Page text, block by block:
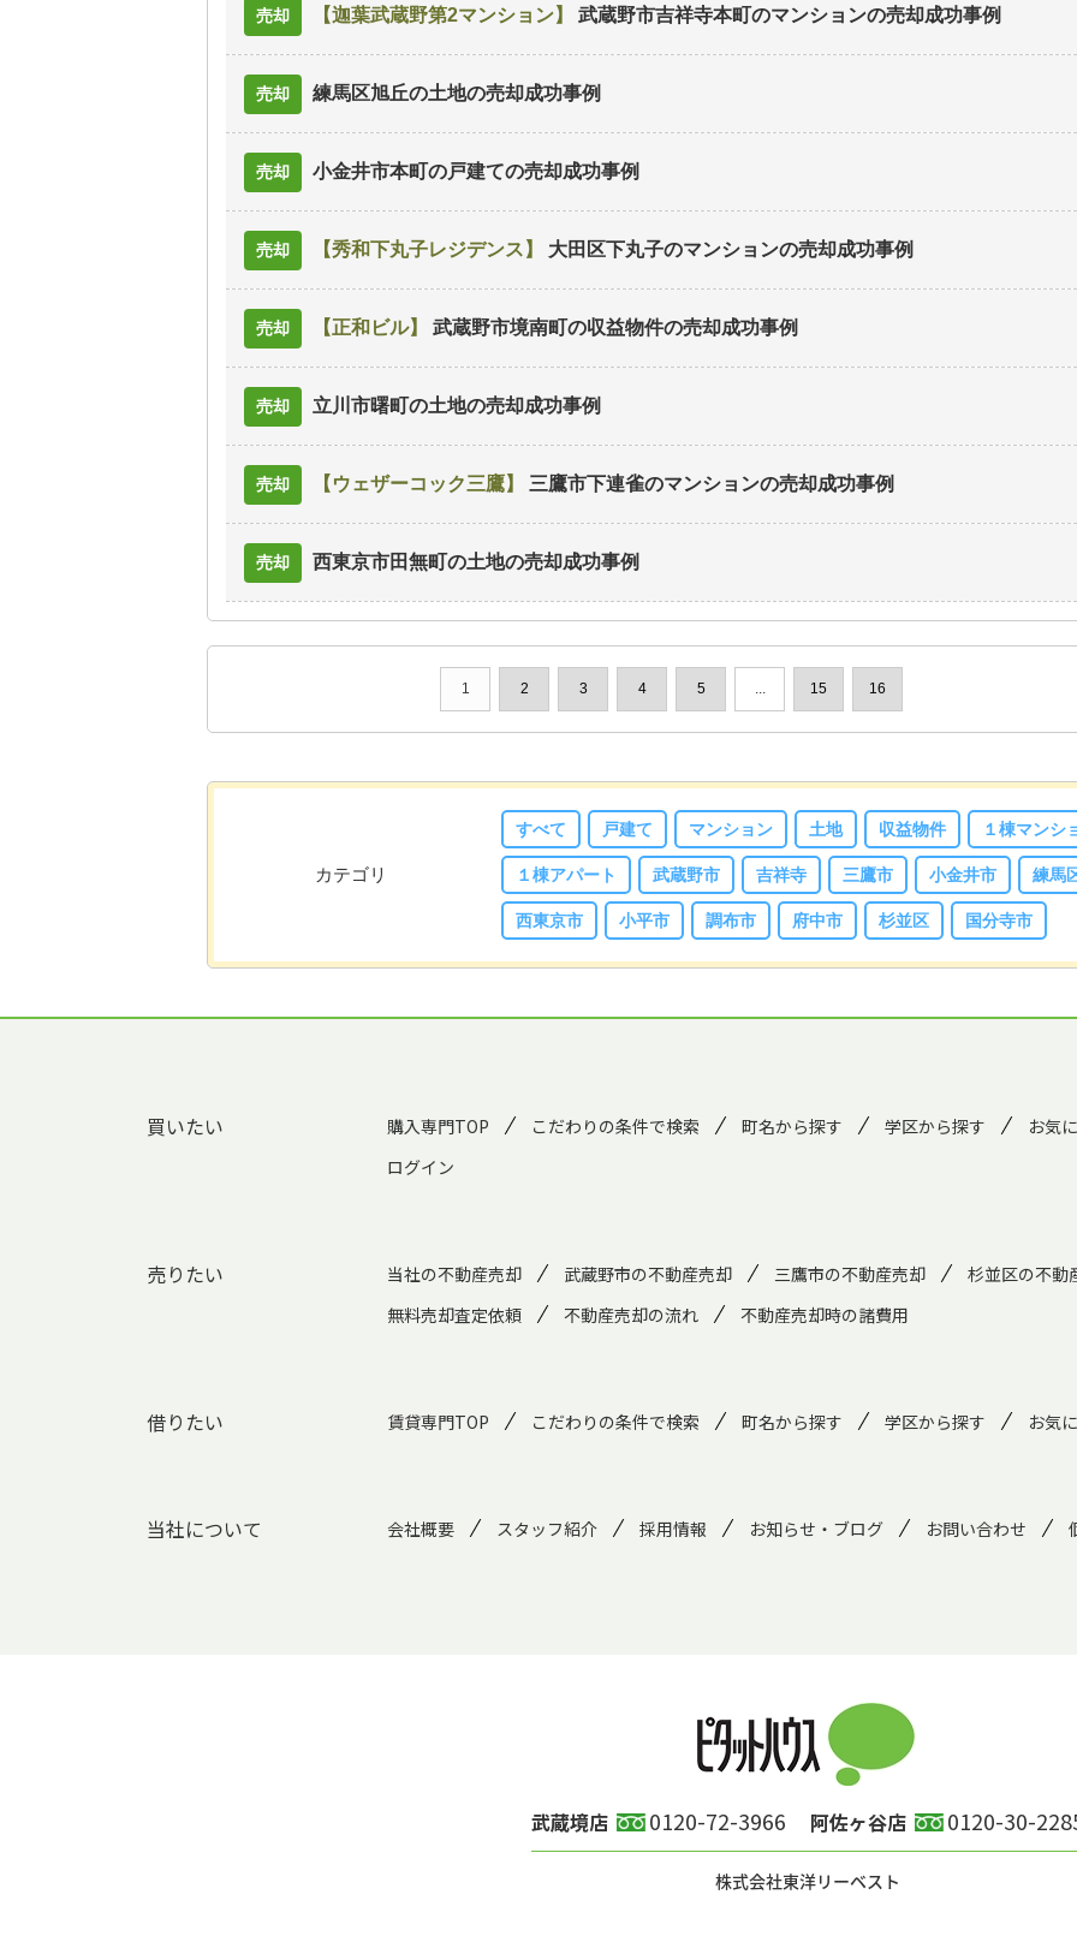
売却 迦葉武蔵野第2マンション 武蔵野市吉祥寺本町のマンションの売却成功事例
売却 練馬区旭丘の土地の売却成功事例
売却 小金井市本町の戸建ての売却成功事例
売却 秀和下丸子レジデンス 大田区下丸子のマンションの売却成功事例
売却 正和ビル 武蔵野市境南町の収益物件の売却成功事例
売却 立川市曙町の土地の売却成功事例
売却 ウェザーコック三鷹 三鷹市下連雀のマンションの売却成功事例
売却 西東京市田無町の土地の売却成功事例
1 2 3 4 5 15 16
カテゴリ
すべて 戸建て マンション 土地 収益物件 １棟マンシ
１棟アパート 武蔵野市 吉祥寺 三鷹市 小金井市 練馬
西東京市 小平市 調布市 府中市 杉並区 国分寺市
買いたい 購入専門TOP こだわりの条件で検索 町名から探す 学区から探す
お気
ログイン
売りたい 当社の不動産売却 武蔵野市の不動産売却 三鷹市の不動産売却
杉並区の不動
無料売却査定依頼
不動産売却の流れ 不動産売却時の諸費用
借りたい 賃貸専門TOP こだわりの条件で検索 町名から探す 学区から探す お気
当社について 会社概要 スタッフ紹介 採用情報 お知らせ・ブログ お問い合わせ
武蔵境店 0120-72-3966 阿佐ヶ谷店 0120-30-
株式会社東洋リーベスト